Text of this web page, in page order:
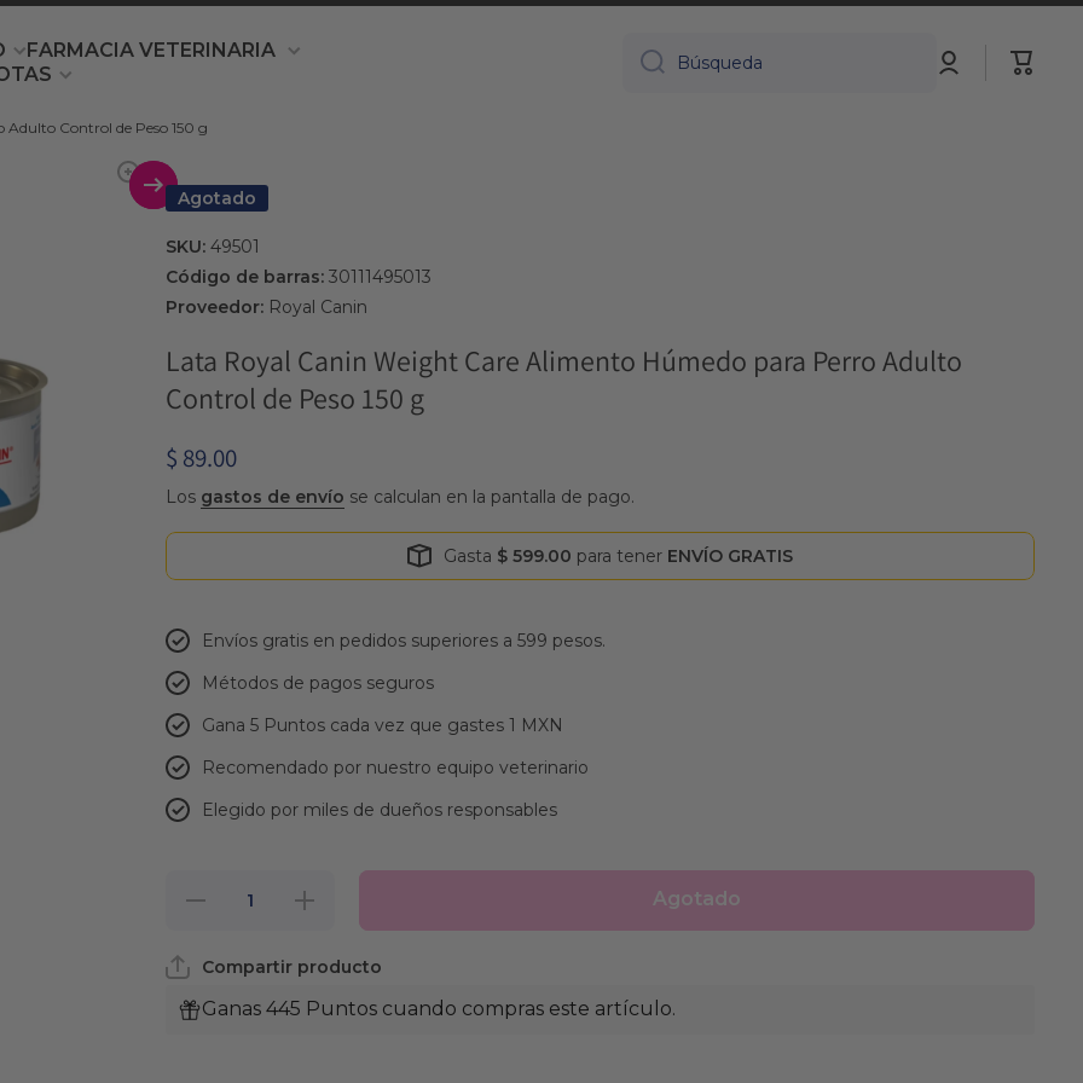
FARMACIA VETERINARIA
Búsqueda
Iniciar
sesión
Carrito
Control de Peso 150 g
Agotado
SKU: 49501
Código de barras:30111495013
Proveedor:Royal Canin
Lata Royal Canin Weight Care Alimento Húmedo para Perro Adulto
Control de Peso 150 g
$ 89.00
Los gastos de envío se calculan en la pantalla de pago.
Gasta $ 599.00 para tener ENVÍO GRATIS
Envíos gratis en pedidos superiores a 599 pesos.
Métodos de pagos seguros
Gana 5 Puntos cada vez que gastes 1 MXN
Recomendado por nuestro equipo veterinario
Elegido por miles de dueños responsables
Reducir
Royal
Weight
Care
Aumentar
cantidad
Canin
Care
Agotado
Compartir producto
Ganas 445 Puntos cuando compras este artículo.